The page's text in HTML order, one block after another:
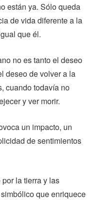
están ya. Sólo queda
de vida diferente a la
que él.
no es tanto el deseo
deseo de volver a la
cuando todavía no
y ver morir.
un impacto, un
de sentimientos
la tierra y las
que enriquece